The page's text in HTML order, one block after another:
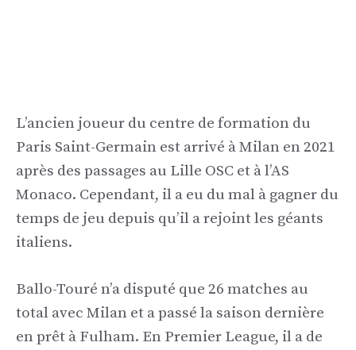
L’ancien joueur du centre de formation du
Paris Saint-Germain est arrivé à Milan en 2021
après des passages au Lille OSC et à l’AS
Monaco. Cependant, il a eu du mal à gagner du
temps de jeu depuis qu’il a rejoint les géants
italiens.
Ballo-Touré n’a disputé que 26 matches au
total avec Milan et a passé la saison dernière
en prêt à Fulham. En Premier League, il a de